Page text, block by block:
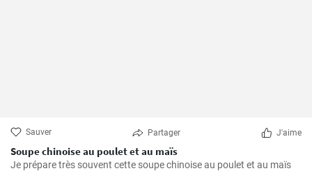
Sauver Partager J'aime
Soupe chinoise au poulet et au maïs
Je prépare très souvent cette soupe chinoise au poulet et au maïs